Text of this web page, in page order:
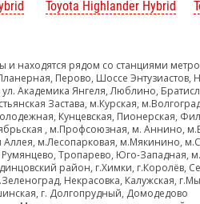
Toyota Highlander Hybrid
рядом со станциями
Перово, Шоссе
Академика Янгеля, Люблино,
Застава, м.Курская,
Кунцевская, Пионерская,
, м.Профсоюзная, м. Аннино,
м.Лесопарковая, м.Мякинино,
Тропарево, Юго-Западная,
район, г.Химки, г.Королёв,
Некрасовка, Калужская,
г. Долгопрудный, Домодедово